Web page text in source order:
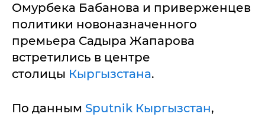
Омурбека Бабанова и приверженцев
политики новоназначенного
премьера Садыра Жапарова
встретились в центре
столицы Кыргызстана.
По данным Sputnik Кыргызстан,